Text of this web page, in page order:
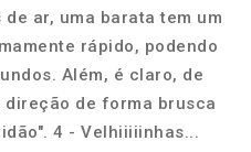
ar, uma barata tem um
rápido, podendo
Além, é claro, de
de forma brusca
4 - Velhiiiiinhas...